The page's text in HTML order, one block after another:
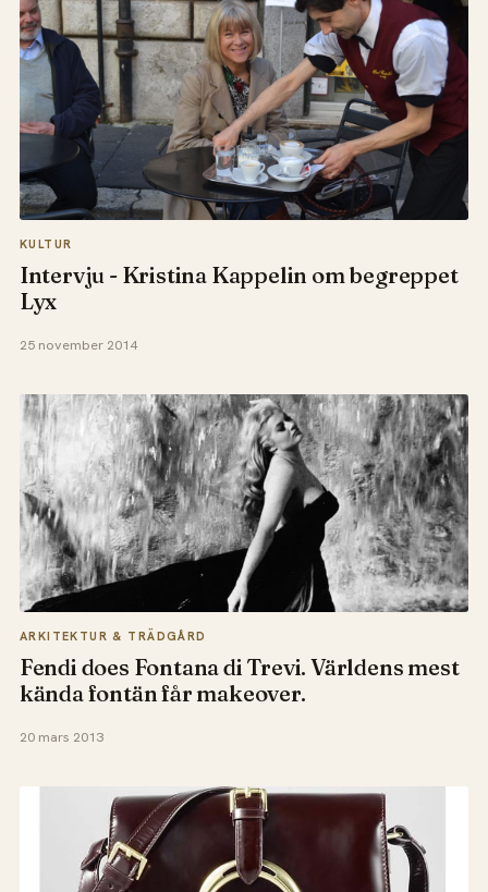
KULTUR
Intervju - Kristina Kappelin om begreppet
Lyx
25 november 2014
ARKITEKTUR & TRÄDGÅRD
Fendi does Fontana di Trevi. Världens mest
kända fontän får makeover.
20 mars 2013